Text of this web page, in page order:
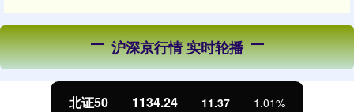
沪深京行情 实时轮播
北证50 1134.24 11.37 1.01%